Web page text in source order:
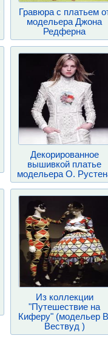
Гравюра с платьем
модельера Джона
Редферна
Декорированное
вышивкой платье
модельера О.
Из коллекции
"Путешествие на
Киферу" (модельер
Вествуд )